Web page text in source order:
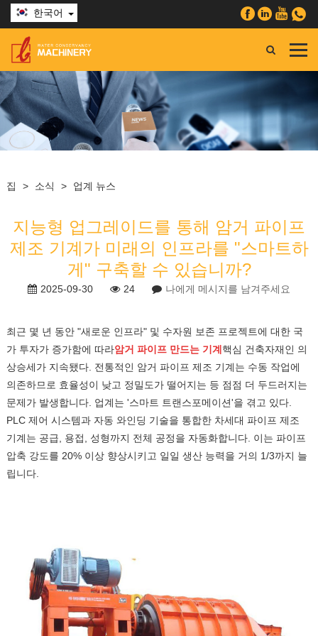
한국어
집 > 소식 > 업계 뉴스
지능형 업그레이드를 통해 암거 파이프
제조 기계가 미래의 인프라를 "스마트하
게" 구축할 수 있습니까?
2025-09-30 24 나에게 메시지를 남겨주세요
최근 몇 년 동안 "새로운 인프라" 및 수자원 보존 프로젝트에 대한 국
가 투자가 증가함에 따라암거 파이프 만드는 기계핵심 건축자재인 의
상승세가 지속됐다. 전통적인 암거 파이프 제조 기계는 수동 작업에
의존하므로 효율성이 낮고 정밀도가 떨어지는 등 점점 더 두드러지는
문제가 발생합니다. 업계는 '스마트 트랜스포메이션'을 겪고 있다.
PLC 제어 시스템과 자동 와인딩 기술을 통합한 차세대 파이프 제조
기계는 공급, 용접, 성형까지 전체 공정을 자동화합니다. 이는 파이프
압축 강도를 20% 이상 향상시키고 일일 생산 능력을 거의 1/3까지 늘
립니다.